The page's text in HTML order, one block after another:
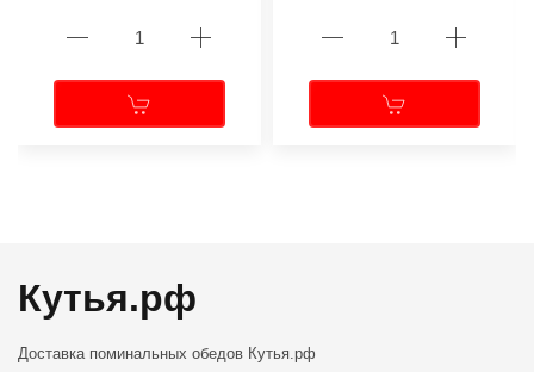
Кутья.рф
Доставка поминальных обедов Кутья.рф